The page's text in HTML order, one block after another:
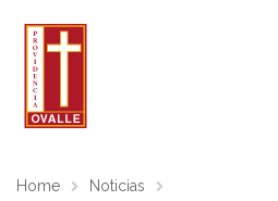
Home
Noticias